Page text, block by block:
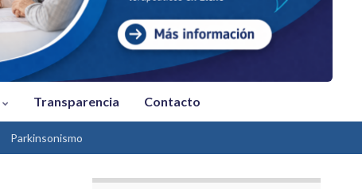
Transparencia Contacto
Parkinsonismo